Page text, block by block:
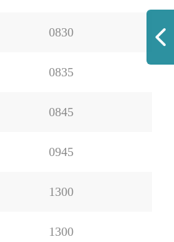
0830
0835
0845
0945
1300
1300